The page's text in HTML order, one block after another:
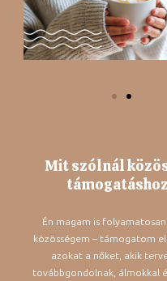
Mit szólnál
Én magam is
közösségem – támogatom
azokat a nőket, akik
továbbgondolnak, álmokkal